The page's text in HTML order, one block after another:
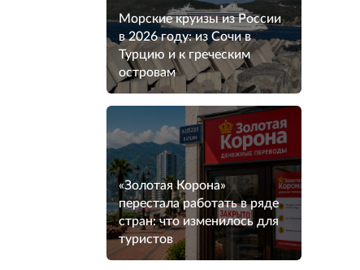
Морские круизы из России
в 2026 году: из Сочи в
Турцию и к греческим
островам
«Золотая Корона»
перестала работать в ряде
стран: что изменилось для
туристов